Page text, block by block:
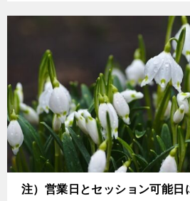
注）営業日とセッション可能日